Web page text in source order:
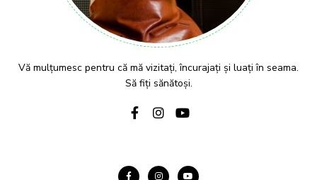
Vă mulțumesc pentru că mă vizitați, încurajați și luați în seama.
Să fiți sănătoși.